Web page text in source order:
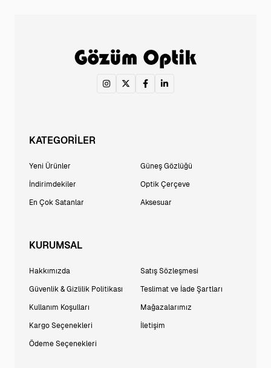
KATEGORİLER
Yeni Ürünler
İndirimdekiler
En Çok Satanlar
Güneş Gözlüğü
Optik Çerçeve
Aksesuar
KURUMSAL
Hakkımızda
Güvenlik & Gizlilik Politikası
Kullanım Koşulları
Kargo Seçenekleri
Ödeme Seçenekleri
Satış Sözleşmesi
Teslimat ve İade Şartları
Mağazalarımız
İletişim